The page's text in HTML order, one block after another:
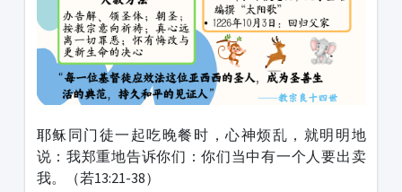
耶稣同门徒一起吃晚餐时，心神烦乱，就明明地
说：我郑重地告诉你们：你们当中有一个人要出卖
我。（若13:21-38）